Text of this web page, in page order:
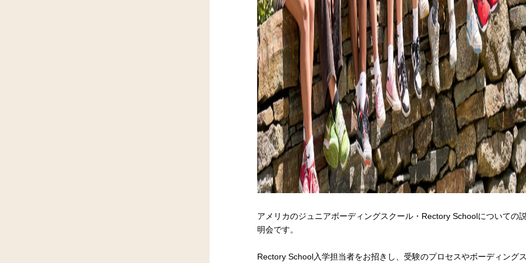
アメリカのジュニアボーディングスクール・Rectory Schoolについての
明会です。
Rectory School入学担当者をお招きし、受験のプロセスやボーディング